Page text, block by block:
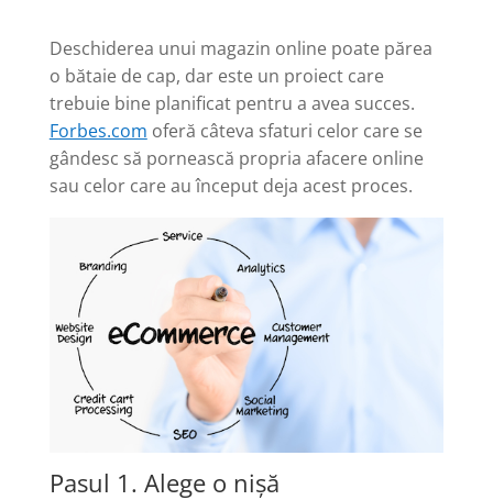
Deschiderea unui magazin online poate părea
o bătaie de cap, dar este un proiect care
trebuie bine planificat pentru a avea succes.
Forbes.com oferă câteva sfaturi celor care se
gândesc să pornească propria afacere online
sau celor care au început deja acest proces.
Pasul 1. Alege o nișă